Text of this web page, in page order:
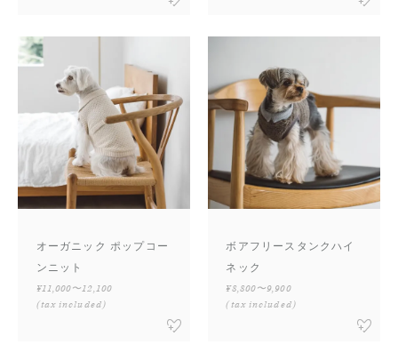
オーガニック ポップコー
ンニット
¥11,000〜12,100
(tax included)
ボアフリースタンクハイ
ネック
¥8,800〜9,900
(tax included)